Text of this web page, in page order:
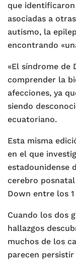
que
asociadas a
autismo, la
encontrando
«El síndrome de
comprender la
afecciones, ya
siendo
ecuatoriano.
Esta misma
en el que
estadounidense
cerebro
Down entre los
Cuando los dos
hallazgos
muchos de los
parecen